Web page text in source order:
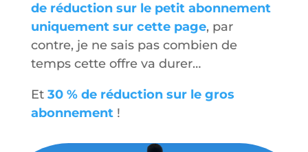
de réduction sur le petit abonnement
uniquement sur cette page, par
contre, je ne sais pas combien de
temps cette offre va durer…
Et 30 % de réduction sur le gros
abonnement!